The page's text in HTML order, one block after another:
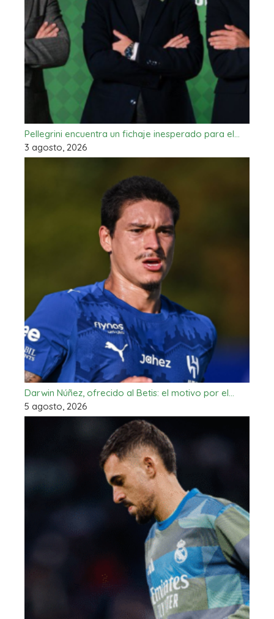
Pellegrini encuentra un fichaje inesperado para el…
3 agosto, 2026
Darwin Núñez, ofrecido al Betis: el motivo por el…
5 agosto, 2026